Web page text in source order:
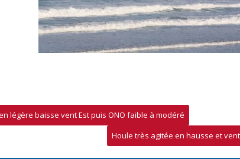
légère baisse vent Est puis ONO faible à modéré
Houle très agitée en hausse et